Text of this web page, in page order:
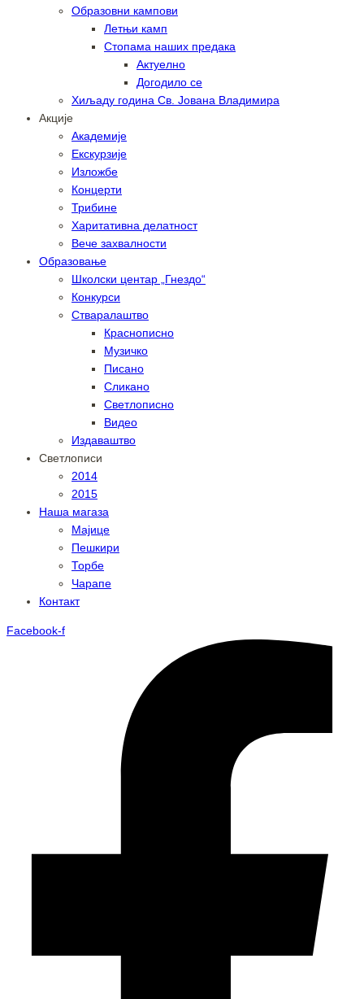
Образовни кампови
Летњи камп
Стопама наших предака
Актуелно
Догодило се
Хиљаду година Св. Јована Владимира
Акције
Академије
Екскурзије
Изложбе
Концерти
Трибине
Харитативна делатност
Вече захвалности
Образовање
Школски центар „Гнездо“
Конкурси
Стваралаштво
Краснописно
Музичко
Писано
Сликано
Светлописно
Видео
Издаваштво
Светлописи
2014
2015
Наша магаза
Мајице
Пешкири
Торбе
Чарапе
Контакт
Facebook-f